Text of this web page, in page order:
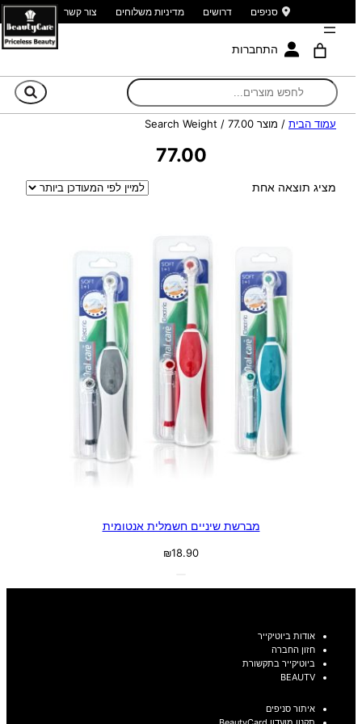
סניפים דרושים מדיניות משלוחים צור קשר
התחברות
עמוד הבית / מוצר Search Weight / 77.00
77.00
מציג תוצאה אחת
מברשת שיניים חשמלית אנטומית
₪18.90
אודות ביוטיקייר
חזון החברה
ביוטיקייר בתקשורת
BEAUTV
איתור סניפים